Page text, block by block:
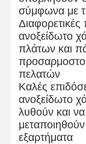
σύμφωνα με
ανοξείδωτο
πλάτων και
πελατών
Καλές
ανοξείδωτο
λυθούν και
εξαρτήματα